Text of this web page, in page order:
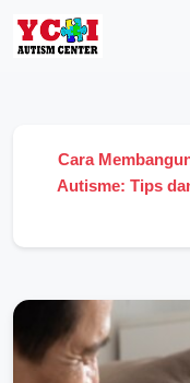
Cara
Autisme: Tips